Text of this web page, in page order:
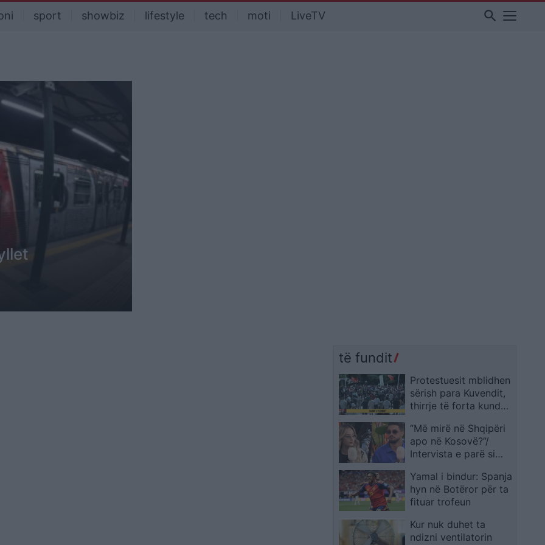
sport showbiz lifestyle tech moti LiveTV search
të fundit
Protestuesit mblidhen
sërish para Kuvendit,
thirrje të forta kundër
“Më mirë në Shqipëri
apo në Kosovë?”/
Intervista e parë si
Gimbo Kemi filluar të
bashkëjetojmë
Yamal i bindur: Spanja
hyn në Botëror për ta
fituar trofeun
Kur nuk duhet ta
ndizni ventilatorin